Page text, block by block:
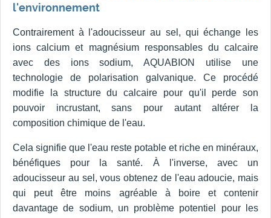
l'environnement
Contrairement à l'adoucisseur au sel, qui échange les
ions calcium et magnésium responsables du calcaire
avec des ions sodium, AQUABION utilise une
technologie de polarisation galvanique. Ce procédé
modifie la structure du calcaire pour qu'il perde son
pouvoir incrustant, sans pour autant altérer la
composition chimique de l'eau.
Cela signifie que l'eau reste potable et riche en minéraux,
bénéfiques pour la santé. À l'inverse, avec un
adoucisseur au sel, vous obtenez de l'eau adoucie, mais
qui peut être moins agréable à boire et contenir
davantage de sodium, un problème potentiel pour les